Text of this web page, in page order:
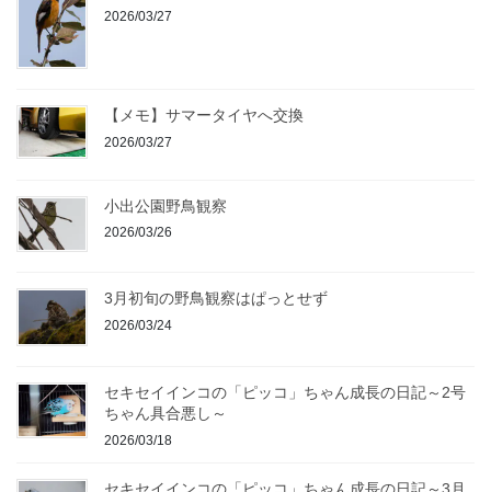
2026/03/27
【メモ】サマータイヤへ交換
2026/03/27
小出公園野鳥観察
2026/03/26
3月初旬の野鳥観察はぱっとせず
2026/03/24
セキセイインコの「ピッコ」ちゃん成長の日記～2号
ちゃん具合悪し～
2026/03/18